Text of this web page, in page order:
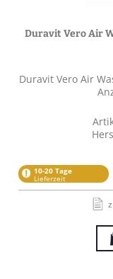
Duravit Vero Air
Duravit Vero Air
10-20 Tage
Lieferzeit